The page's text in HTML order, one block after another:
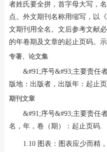
者姓氏要全拼，首字母大写，
点。外文期刊名称用缩写，以
文期刊用全名。文后参考文献
的年卷期及文章的起止页码。示
专著、论文集
&#91;序号&#93;主要责任
版地：出版者，出版年：起止
期刊文章
&#91;序号&#93;主要责任
名，年，卷（期）：起止页码.
1.10 图表：图表应少而精